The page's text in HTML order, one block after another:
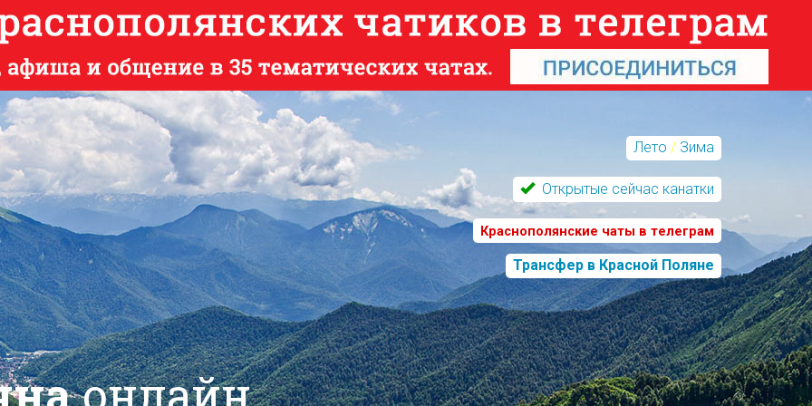
Лето / Зима
Открытые сейчас канатки
Краснополянские чаты в телеграм
Трансфер в Красной Поляне